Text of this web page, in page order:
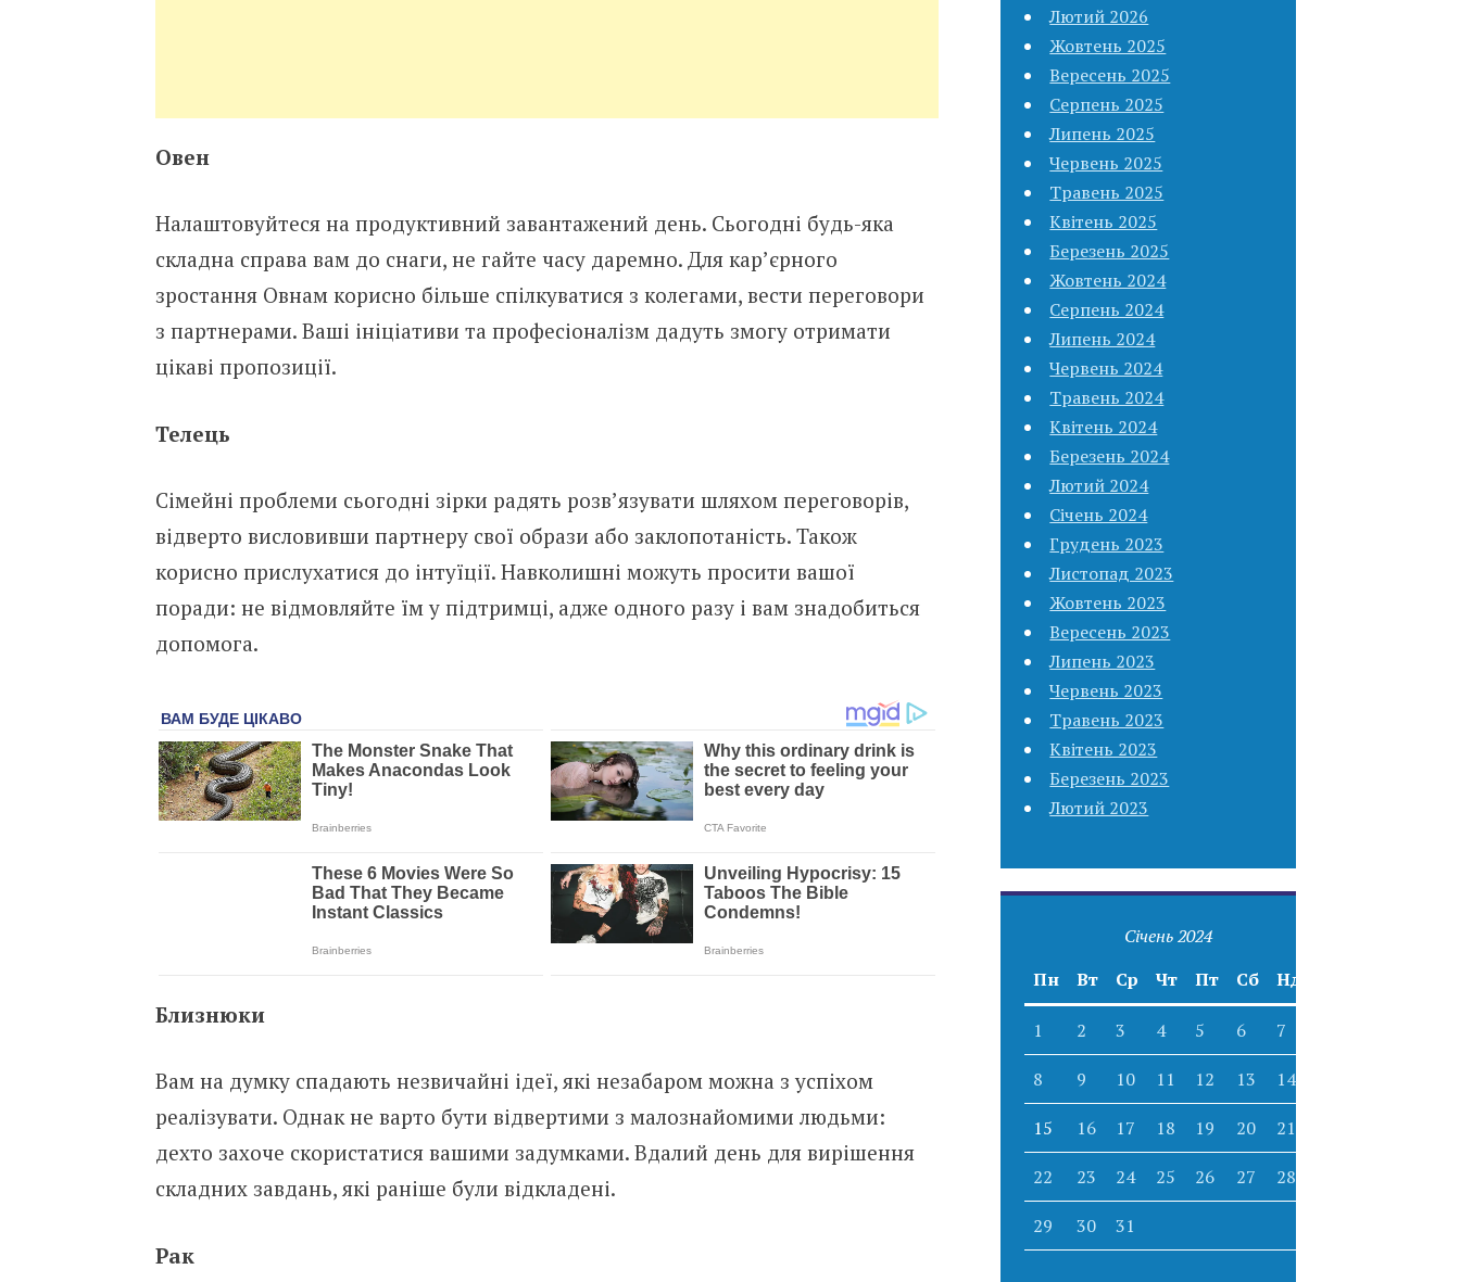
Овен
Налаштовуйтеся на продуктивний завантажений день. Сьогодні будь-яка
складна справа вам до снаги, не гайте часу даремно. Для кар’єрного
зростання Овнам корисно більше спілкуватися з колегами, вести переговори
з партнерами. Ваші ініціативи та професіоналізм дадуть змогу отримати
цікаві пропозиції.
Телець
Сімейні проблеми сьогодні зірки радять розв’язувати шляхом переговорів,
відверто висловивши партнеру свої образи або заклопотаність. Також
корисно прислухатися до інтуїції. Навколишні можуть просити вашої
поради: не відмовляйте їм у підтримці, адже одного разу і вам знадобиться
допомога.
Близнюки
Вам на думку спадають незвичайні ідеї, які незабаром можна з успіхом
реалізувати. Однак не варто бути відвертими з малознайомими людьми:
дехто захоче скористатися вашими задумками. Вдалий день для вирішення
складних завдань, які раніше були відкладені.
Рак
Лютий 2026
Жовтень 2025
Вересень 2025
Серпень 2025
Липень 2025
Червень 2025
Травень 2025
Квітень 2025
Березень 2025
Жовтень 2024
Серпень 2024
Липень 2024
Червень 2024
Травень 2024
Квітень 2024
Березень 2024
Лютий 2024
Січень 2024
Грудень 2023
Листопад 2023
Жовтень 2023
Вересень 2023
Липень 2023
Червень 2023
Травень 2023
Квітень 2023
Березень 2023
Лютий 2023
Січень 2024
Пн
Вт Ср Чт Пт Сб Нд
1 2 3 4 5 6 7
8 9 10 11 12 13 14
15 16 17 18 19 20 21
22 23 24 25 26 27 28
29 30 31